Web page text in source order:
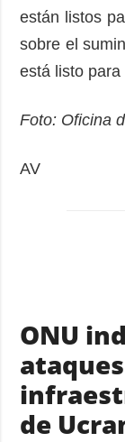
están listos
sobre el
está listo para
Foto: Oficina
AV
ONU
de